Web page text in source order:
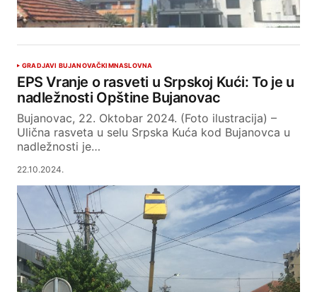
GRADJAVI BUJANOVAČKIMNASLOVNA
EPS Vranje o rasveti u Srpskoj Kući: To je u
nadležnosti Opštine Bujanovac
Bujanovac, 22. Oktobar 2024. (Foto ilustracija) –
Ulična rasveta u selu Srpska Kuća kod Bujanovca u
nadležnosti je…
22.10.2024.